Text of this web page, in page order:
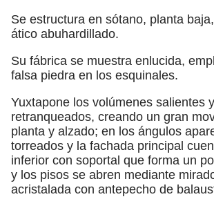
Se estructura en sótano, planta
ático abuhardillado.
Su fábrica se muestra enlucida,
falsa piedra en los esquinales.
Yuxtapone los volúmenes salientes y
retranqueados, creando un gran
planta y alzado; en los ángulos
torreados y la fachada principal
inferior con soportal que forma un
y los pisos se abren mediante
acristalada con antepecho de